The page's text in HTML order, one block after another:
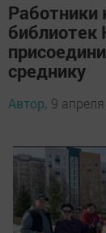
Работники
библиотек
среднику
Автор, 9